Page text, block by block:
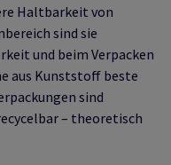
Haltbarkeit von
sind sie
und beim Verpacken
aus Kunststoff beste
sind
– theoretisch